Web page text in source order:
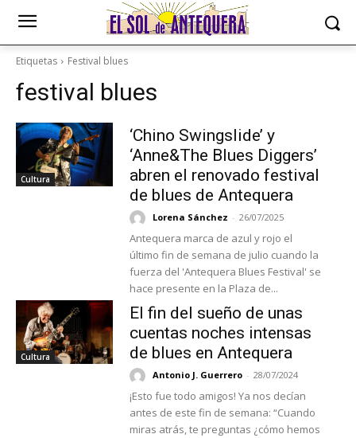
Etiquetas Festival blues
festival blues
Cultura
‘Chino Swingslide’ y
‘Anne&The Blues Diggers’
abren el renovado festival
de blues de Antequera
Lorena Sánchez - 26/07/2025
Antequera marca de azul y rojo el
último fin de semana de julio cuando la
fuerza del 'Antequera Blues Festival' se
hace presente en la Plaza de...
Cultura
El fin del sueño de unas
cuentas noches intensas
de blues en Antequera
Antonio J. Guerrero - 28/07/2024
¡Esto fue todo amigos! Ya nos decían
antes de este fin de semana: “Cuando
miras atrás, te preguntas ¿cómo hemos